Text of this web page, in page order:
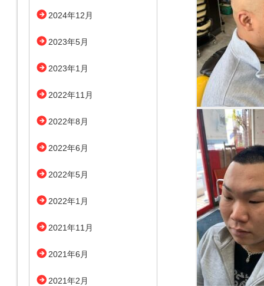
2024年12月
2023年5月
2023年1月
2022年11月
2022年8月
2022年6月
2022年5月
2022年1月
2021年11月
2021年6月
2021年2月